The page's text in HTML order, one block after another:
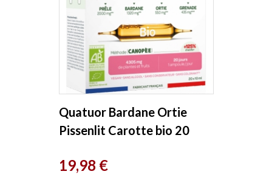
Quatuor Bardane Ortie
Pissenlit Carotte bio 20
Prix
19,98 €